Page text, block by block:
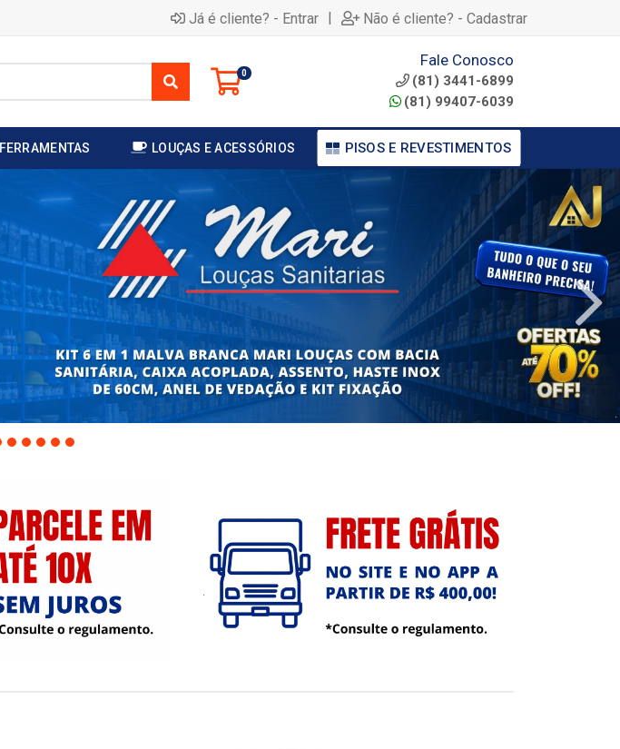
Já é cliente? - Entrar | Não é cliente? - Cadastrar
0
Fale Conosco
(81) 3441-6899
(81) 99407-6039
FERRAMENTAS LOUÇAS E ACESSÓRIOS PISOS E REVESTIMENTOS